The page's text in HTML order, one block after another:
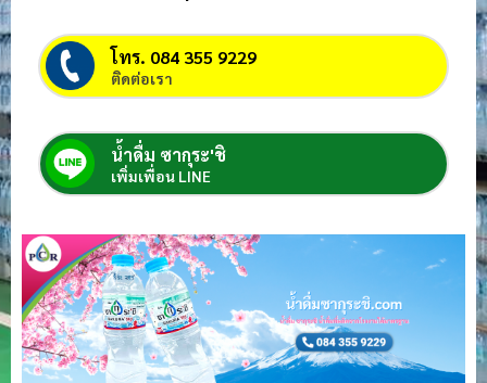
โทร. 084 355 9229
ติดต่อเรา
น้ำดื่ม ซากุระ'ชิ
เพิ่มเพื่อน LINE